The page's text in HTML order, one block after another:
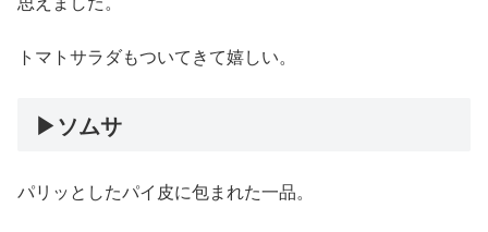
トマトサラダもついてきて嬉しい。
▶︎ソムサ
パリッとしたパイ皮に包まれた一品。